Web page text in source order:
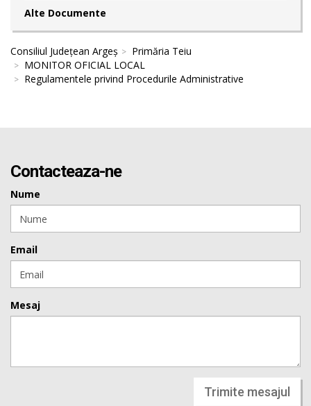
Alte Documente
Consiliul Județean Argeș
Primăria Teiu
MONITOR OFICIAL LOCAL
Regulamentele privind Procedurile Administrative
Contacteaza-ne
Nume
Email
Mesaj
Trimite mesajul